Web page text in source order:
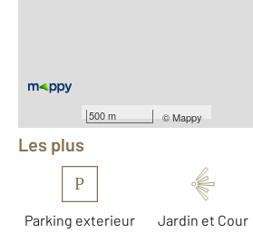
500 m ©Mappy
Équipements
Les plus
P
Parking exterieur Jardin et Cour